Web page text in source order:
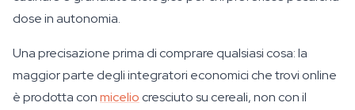
dose in autonomia.
Una precisazione prima di comprare qualsiasi cosa: la
maggior parte degli integratori economici che trovi online
è prodotta conmicelio cresciuto su cereali, non con il